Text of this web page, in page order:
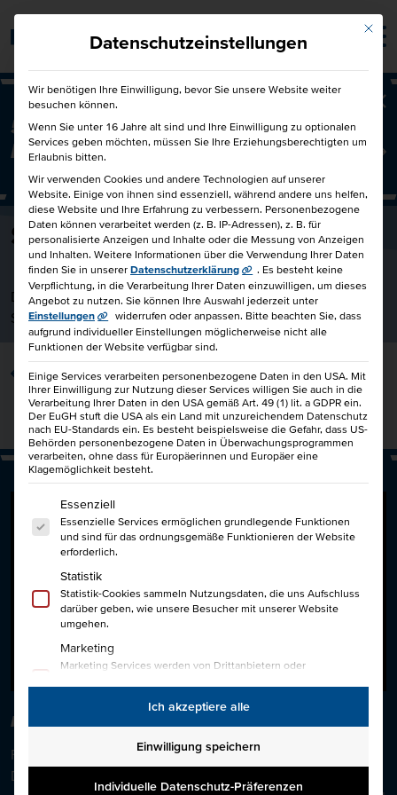
Barrierefrei
50€ für Dich und 50€ für einen
Freund!
Freunde werben Freunde
Stephanie Lammers
Dozentin bei der HKBiS Handelskammer Hamburg Bildungs-
Service gemeinnützige GmbH
zurück
Mit
Datenschutzeinstellungen
Wir benötigen Ihre Einwilligung, bevor Sie unsere Website weiter
besuchen können.
Wenn Sie unter 16 Jahre alt sind und Ihre Einwilligung zu optionalen
Services geben möchten, müssen Sie Ihre Erziehungsberechtigten um
Erlaubnis bitten.
Wir verwenden Cookies und andere Technologien auf unserer
Website. Einige von ihnen sind essenziell, während andere uns helfen,
diese Website und Ihre Erfahrung zu verbessern. Personenbezogene
Daten können verarbeitet werden (z. B. IP-Adressen), z. B. für
personalisierte Anzeigen und Inhalte oder die Messung von Anzeigen
und Inhalten. Weitere Informationen über die Verwendung Ihrer Daten
finden Sie in unserer Datenschutzerklärung . Es besteht keine
Verpflichtung, in die Verarbeitung Ihrer Daten einzuwilligen, um dieses
Angebot zu nutzen. Sie können Ihre Auswahl jederzeit unter
Einstellungen
widerrufen oder anpassen. Bitte beachten Sie, dass
aufgrund individueller Einstellungen möglicherweise nicht alle
Funktionen der Website verfügbar sind.
Einige Services verarbeiten personenbezogene Daten in den USA. Mit
Ihrer Einwilligung zur Nutzung dieser Services willigen Sie auch in die
Verarbeitung Ihrer Daten in den USA gemäß Art. 49 (1) lit. a GDPR ein.
Der EuGH stuft die USA als ein Land mit unzureichendem Datenschutz
nach EU-Standards ein. Es besteht beispielsweise die Gefahr, dass US-
Behörden personenbezogene Daten in Überwachungsprogrammen
verarbeiten, ohne dass für Europäerinnen und Europäer eine
Klagemöglichkeit besteht.
Es folgt eine Liste der Service-Gruppen, für die eine
Essenziell
Essenzielle Services ermöglichen grundlegende Funktionen
und sind für das ordnungsgemäße Funktionieren der Website
erforderlich.
Statistik
Statistik-Cookies sammeln Nutzungsdaten, die uns Aufschluss
darüber geben, wie unsere Besucher mit unserer Website
umgehen.
Marketing
Marketing Services werden von Drittanbietern oder
Inhalte von Videoplattformen und Social-Media-Plattformen
werden standardmäßig blockiert. Wenn externe Services
akzeptiert werden, ist für den Zugriff auf diese Inhalte keine
Ich akzeptiere alle
Einwilligung speichern
Individuelle Datenschutz-Präferenzen
FREUNDE WERBEN FREUNDE
Freunde werben Freunde und dafür gibt’s ein tolles
Dankeschön!